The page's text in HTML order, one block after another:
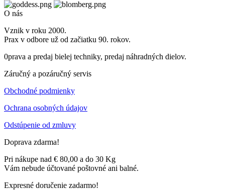
O nás
Vznik v roku 2000.
Prax v odbore už od začiatku 90. rokov.
0prava a predaj bielej techniky, predaj náhradných dielov.
Záručný a pozáručný servis
Obchodné podmienky
Ochrana osobných údajov
Odstúpenie od zmluvy
Doprava zdarma!
Pri nákupe nad € 80,00 a do 30 Kg
Vám nebude účtované poštovné ani balné.
Expresné doručenie zadarmo!